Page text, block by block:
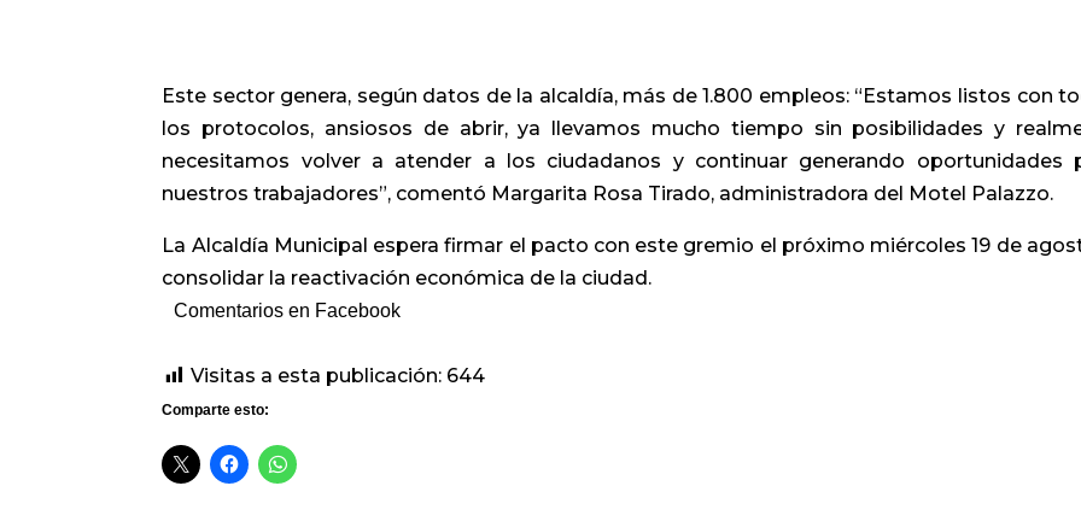
Este sector genera, según datos de la alcaldía, más de 1.800 empleos: “Estamos listos con
los protocolos, ansiosos de abrir, ya llevamos mucho tiempo sin posibilidades y
necesitamos volver a atender a los ciudadanos y continuar generando oportunidades
nuestros trabajadores”, comentó Margarita Rosa Tirado, administradora del Motel Palazzo.
La Alcaldía Municipal espera firmar el pacto con este gremio el próximo miércoles 19 de
consolidar la reactivación económica de la ciudad.
Comentarios en Facebook
Visitas a esta publicación: 644
Comparte esto: